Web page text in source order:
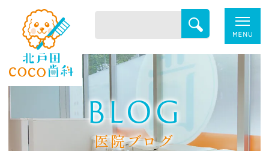
BLOG
医院ブログ